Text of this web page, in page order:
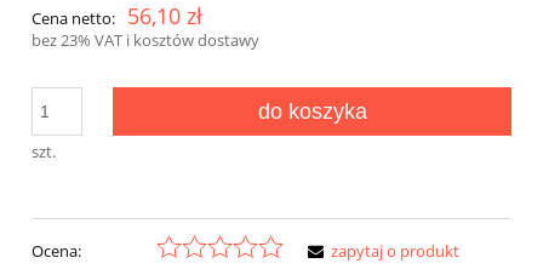
Cena netto:
56,10 zł
bez 23% VAT i kosztów dostawy
szt.
do koszyka
Ocena:
zapytaj o produkt